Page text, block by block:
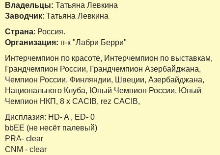
Владельцы: Татьяна Левкина
Заводчик: Татьяна Левкина
Страна: Россия.
Организация: п-к "Лабри Берри"
Интерчемпион по красоте, Интерчемпион по выставкам,
Грандчемпион России, Грандчемпион Азербайджана,
Чемпион России, Финляндии, Швеции, Азербайджана,
Национального Клуба, Юный Чемпион России, Юный
Чемпион НКП, 8 х CACIB, rez CACIB,
Дисплазия: HD- A , ED- 0
bbEE (не несёт палевый)
PRA- сlear
CNM - clear